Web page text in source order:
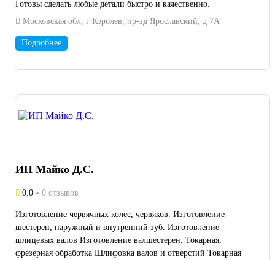
Готовы сделать любые детали быстро и качественно.
Московская обл, г Королев, пр-зд Ярославский, д 7А
Подробнее
ИП Майко Д.С.
0.0 0 отзывов
Изготовление червячных колес, червяков. Изготовление
шестерен, наружный и внутренний зуб. Изготовление
шлицевых валов Изготовление валшестерен. Токарная,
фрезерная обработка Шлифовка валов и отверстий Токарная